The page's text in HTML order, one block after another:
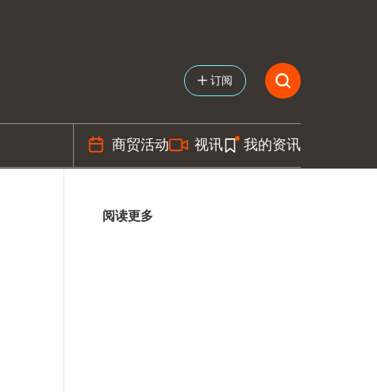
订阅
商贸活动 视讯 我的资讯
阅读更多